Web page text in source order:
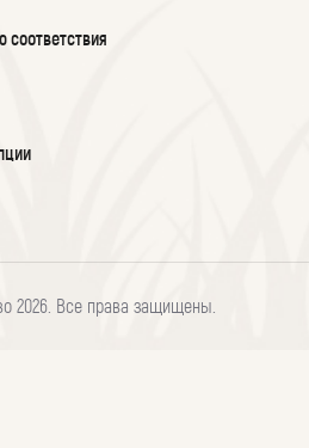
2026. Все права защищены.